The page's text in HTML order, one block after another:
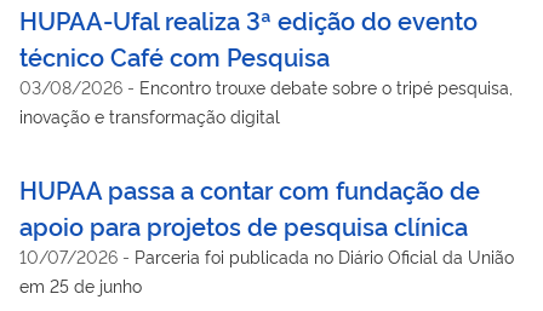
HUPAA-Ufal realiza 3ª edição do evento
técnico Café com Pesquisa
03/08/2026 - Encontro trouxe debate sobre o tripé pesquisa,
inovação e transformação digital
HUPAA passa a contar com fundação de
apoio para projetos de pesquisa clínica
10/07/2026 - Parceria foi publicada no Diário Oficial da União
em 25 de junho